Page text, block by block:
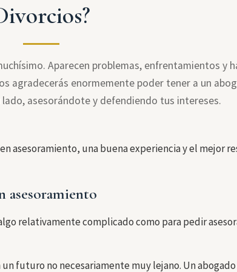
Aparecen problemas, enfrentamientos y
agradecerás enormemente poder tener a un
asesorándote y defendiendo tus intereses.
asesoramiento, una buena experiencia y el mejor
asesoramiento
relativamente complicado como para pedir
futuro no necesariamente muy lejano. Un